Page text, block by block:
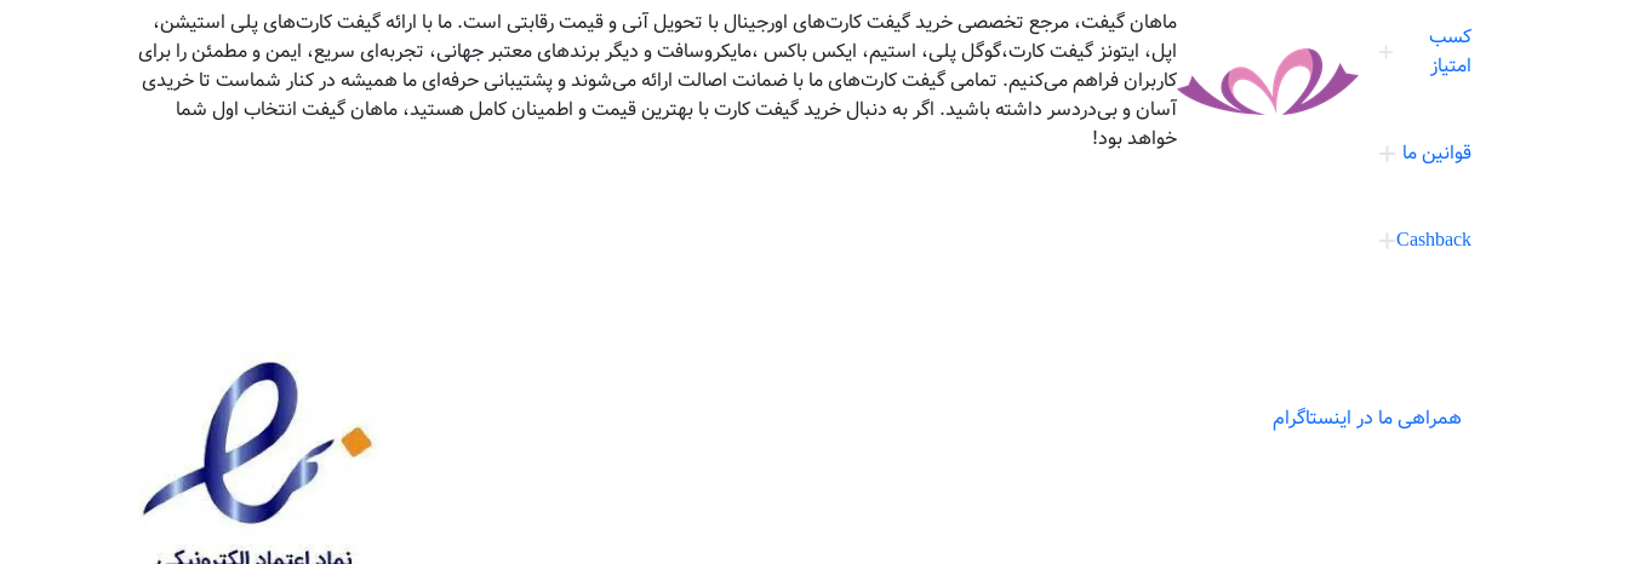
کسب
امتیاز
قوانین ما
Cashback
ماهان گیفت، مرجع تخصصی خرید گیفت کارت‌های اورجینال با تحویل آنی و قیمت رقابتی است. ما با ارائه گیفت کارت‌های پلی استیشن،
اپل، ایتونز گیفت کارت،گوگل پلی، استیم، ایکس باکس ،مایکروسافت و دیگر برندهای معتبر جهانی، تجربه‌ای سریع، ایمن و مطمئن را برای
کاربران فراهم می‌کنیم. تمامی گیفت کارت‌های ما با ضمانت اصالت ارائه می‌شوند و پشتیبانی حرفه‌ای ما همیشه در کنار شماست تا خریدی
آسان و بی‌دردسر داشته باشید. اگر به دنبال خرید گیفت کارت با بهترین قیمت و اطمینان کامل هستید، ماهان گیفت انتخاب اول شما
خواهد بود!
همراهی ما در اینستاگرام